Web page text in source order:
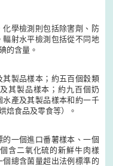
學檢測則包括除害劑、防
射水平檢測包括從不同地
的含量。
製品樣本；約五百個穀類
其製品樣本；約九百個奶
產及其製品樣本和約一千
焙食品及零食等）。
一個進口番薯樣本、一個
含二氧化硫的新鮮牛肉樣
總含菌量超出法例標準的